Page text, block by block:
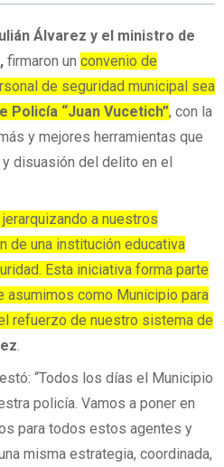
Álvarez y el ministro de
firmaron un convenio de
de seguridad municipal sea
Policía “Juan Vucetich”, con la
y mejores herramientas que
disuasión del delito en el
a nuestros
de una institución educativa
Esta iniciativa forma parte
asumimos como Municipio para
refuerzo de nuestro sistema de
.
“Todos los días el Municipio
policía. Vamos a poner en
para todos estos agentes y
misma estrategia, coordinada,